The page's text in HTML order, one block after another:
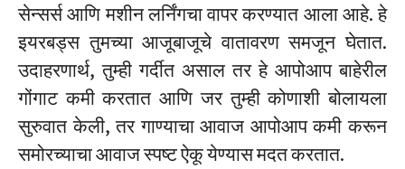
सेन्सर्स आणि मशीन लर्निंगचा वापर करण्यात आला आहे. हे
इयरबड्स तुमच्या आजूबाजूचे वातावरण समजून घेतात.
उदाहरणार्थ, तुम्ही गर्दीत असाल तर हे आपोआप बाहेरील
गोंगाट कमी करतात आणि जर तुम्ही कोणाशी बोलायला
सुरुवात केली, तर गाण्याचा आवाज आपोआप कमी करून
समोरच्याचा आवाज स्पष्ट ऐकू येण्यास मदत करतात.